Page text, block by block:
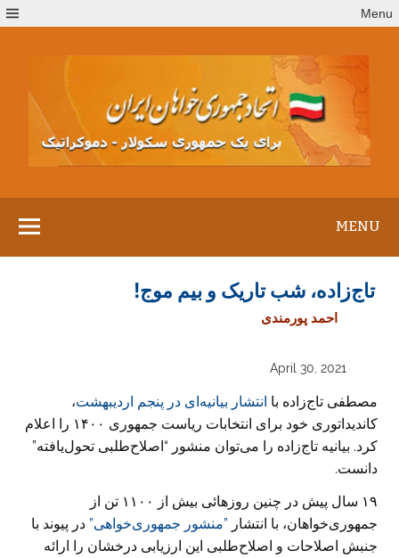
to
Menu
MENU
تاج‌زاده، شب تاریک و بیم موج!
احمد پورمندی
April 30, 2021
مصطفی تاج‌زاده با انتشار بیانیه‌ای در پنجم اردیبهشت،
کاندیداتوری خود ‏برای انتخابات ریاست جمهوری ۱۴۰۰ را اعلام
کرد. ‏بیانیه تاج‌زاده را می‌توان منشور “اصلاح‌طلبی تحول‌یافته”
دانست. ‏
‏۱۹ سال پیش در چنین روزهائی بیش از ۱۱۰۰ تن از
جمهوری‌خواهان، با انتشار ”‏منشور جمهوری‌خواهی” ‏در پیوند با
‏جنبش اصلاحات و اصلاح‌طلبی این ارزیابی درخشان را ارائه